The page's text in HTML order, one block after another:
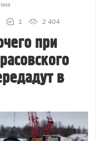
1 2 404
при
в